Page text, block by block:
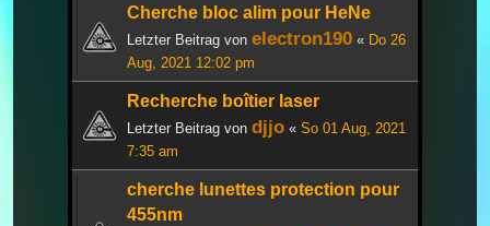
Cherche bloc alim pour HeNe
Letzter Beitrag von electron190 « Do 26
Aug, 2021 12:02 pm
Recherche boîtier laser
Letzter Beitrag von djjo « So 01 Aug, 2021
7:35 am
cherche lunettes protection pour
455nm